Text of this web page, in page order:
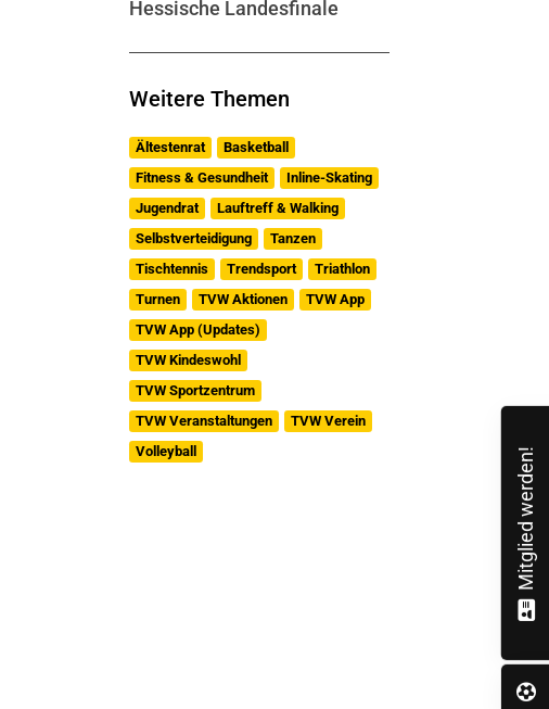
Hessische Landesfinale
Weitere Themen
Ältestenrat
Basketball
Fitness & Gesundheit
Inline-Skating
Jugendrat
Lauftreff & Walking
Selbstverteidigung
Tanzen
Tischtennis
Trendsport
Triathlon
Turnen
TVW Aktionen
TVW App
TVW App (Updates)
TVW Kindeswohl
TVW Sportzentrum
TVW Veranstaltungen
TVW Verein
Volleyball
Mitglied werden!